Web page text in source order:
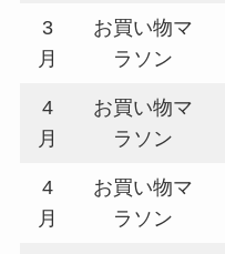
3
月
お買い物マ
ラソン
4
月
お買い物マ
ラソン
4
月
お買い物マ
ラソン